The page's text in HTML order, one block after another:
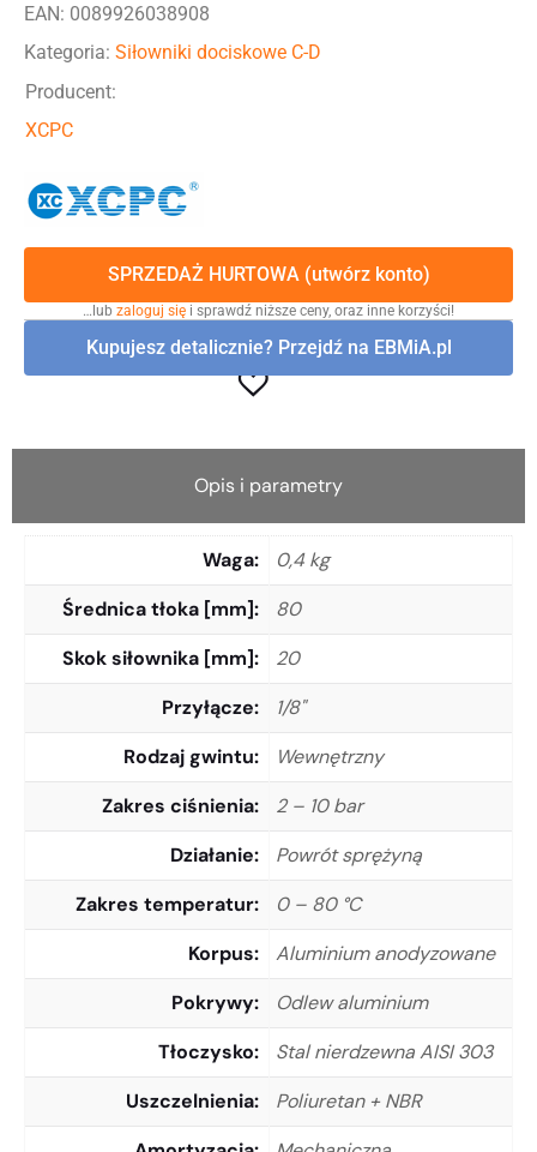
EAN: 0089926038908
Kategoria: Siłowniki dociskowe C-D
Producent:
XCPC
SPRZEDAŻ HURTOWA (utwórz konto)
…lub zaloguj się i sprawdź niższe ceny, oraz inne korzyści!
Kupujesz detalicznie? Przejdź na EBMiA.pl
Opis i parametry
Waga
0,4 kg
Średnica tłoka [mm]
80
Skok siłownika [mm]
20
Przyłącze
1/8"
Rodzaj gwintu
Wewnętrzny
Zakres ciśnienia
2 – 10 bar
Działanie
Powrót sprężyną
Zakres temperatur
0 – 80 °C
Korpus
Aluminium anodyzowane
Pokrywy
Odlew aluminium
Tłoczysko
Stal nierdzewna AISI 303
Uszczelnienia
Poliuretan + NBR